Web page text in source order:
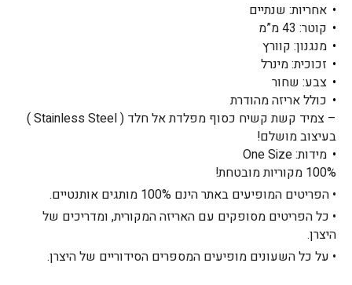
אחריות: שנתיים
קוטר: 43 מ”מ
מנגנון: קוורץ
זכוכית: מינרל
צבע: שחור
כולל אריזה מהודרת
– צמיד קשת קשיח כסוף מפלדת אל חלד ( Stainless Steel )
בעיצוב מושלם!
מידות: One Size
100% מקוריות מובטחת!
• הפריטים המופיעים באתר הינם 100% מותגים אותנטיים.
• כל הפריטים מסופקים עם האריזה המקורית, ומדריכים של
היצרן.
• על כל השעונים מופיעים המספרים הסידוריים של היצרן.